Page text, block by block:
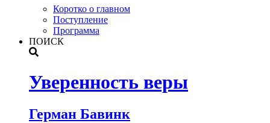
Коротко о главном
Поступление
Программа
ПОИСК
Уверенность веры
Герман Бавинк